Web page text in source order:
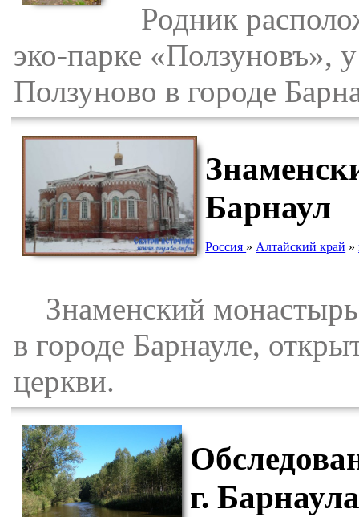
Родник
эко-парке «Ползуновъ»,
Ползуново в городе
Барнаул
Россия » Алтайский край »
Знаменский
в городе Барнауле,
церкви.
г. Барнаула